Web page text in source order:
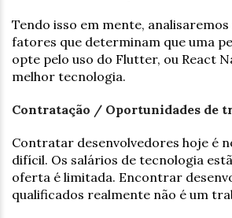
Tendo isso em mente,
fatores que determinam que uma
opte pelo uso do Flutter, ou React
melhor tecnologia.
Contratação / Oportunidades de
Contratar desenvolvedores hoje é
difícil. Os salários de tecnologia
oferta é limitada. Encontrar
qualificados realmente não é um